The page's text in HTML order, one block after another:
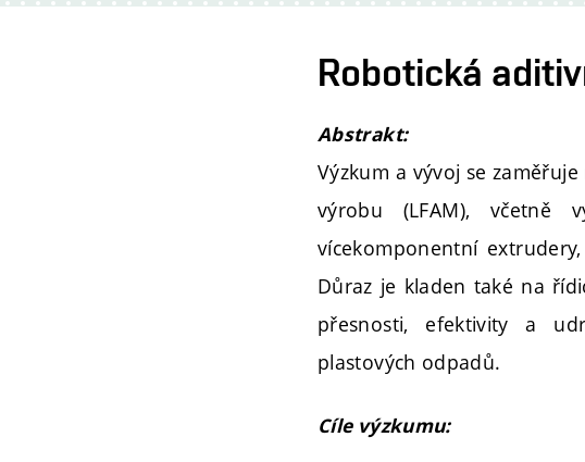
Robotická
Abstrakt:
Výzkum a vývoj se
výrobu (LFAM), včetně
vícekomponentní
Důraz je kladen také na
přesnosti, efektivity a
plastových odpadů.
Cíle výzkumu: